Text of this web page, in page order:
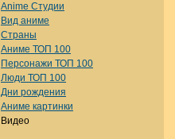
Anime Студии
Вид аниме
Страны
Аниме ТОП 100
Персонажи ТОП 100
Люди ТОП 100
Дни рождения
Аниме картинки
Видео